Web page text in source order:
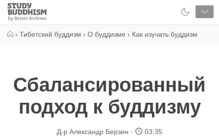
Close
Study
Buddhism
› Тибетский буддизм › О буддизме › Как изучать буддизм
Сбалансированный
подход к буддизму
Д-р Александр Берзин 03:35